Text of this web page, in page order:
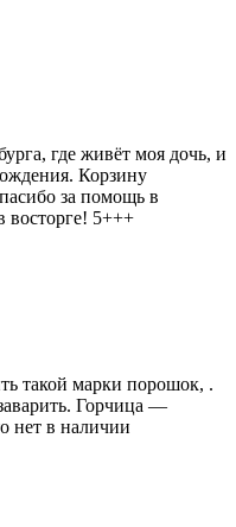
где живёт моя дочь, и
Корзину
за помощь в
восторге! 5+++
такой марки порошок, .
Горчица —
нет в наличии